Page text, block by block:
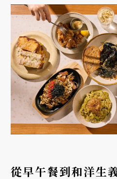
從早午餐到和洋生